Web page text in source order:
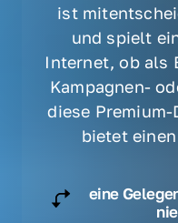
ist
und spielt
Internet, ob als
Kampagnen-
diese
bietet
eine